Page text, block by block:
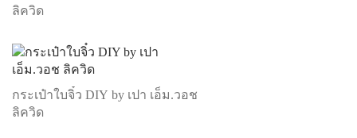
ลิควิด
กระเป๋าใบจิ๋ว DIY by เปา เอ็ม.วอช
ลิควิด